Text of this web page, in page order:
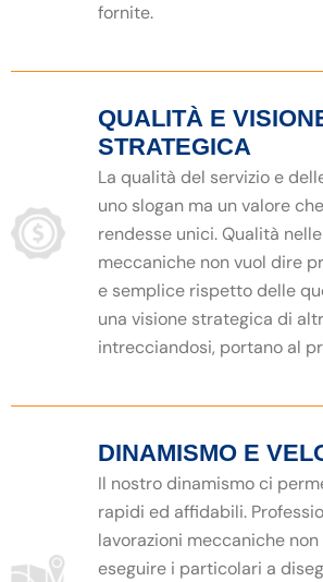
fornite.
QUALITÀ E
STRATEGICA
La qualità del servizio e
uno slogan ma un valore
rendesse unici. Qualità
meccaniche non vuol dire
e semplice rispetto delle
una visione strategica di
intrecciandosi, portano al
DINAMISMO E
Il nostro dinamismo ci
rapidi ed affidabili.
lavorazioni meccaniche
eseguire i particolari a